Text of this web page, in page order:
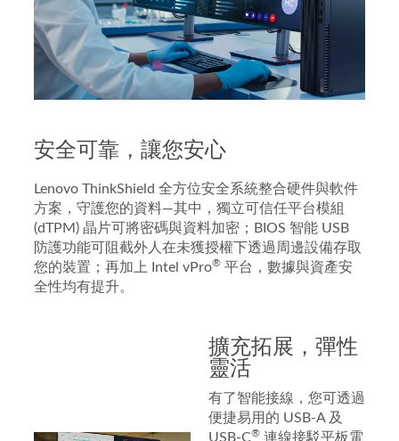
安全可靠，讓您安心
Lenovo ThinkShield 全方位安全系統整合硬件與軟件
方案，守護您的資料—其中，獨立可信任平台模組
(dTPM) 晶片可將密碼與資料加密；BIOS 智能 USB
防護功能可阻截外人在未獲授權下透過周邊設備存取
您的裝置；再加上 Intel vPro® 平台，數據與資產安
全性均有提升。
擴充拓展，彈性
靈活
有了智能接線，您可透過
便捷易用的 USB-A 及
USB-C® 連線接駁平板電